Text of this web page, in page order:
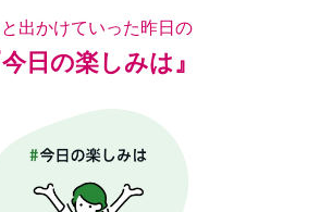
と出かけていった昨日の
今日の楽しみは』